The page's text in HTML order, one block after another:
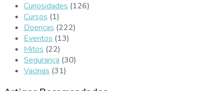
Curiosidades (126)
Cursos (1)
Doenças (222)
Eventos (13)
Mitos (22)
Segurança (30)
Vacinas (31)